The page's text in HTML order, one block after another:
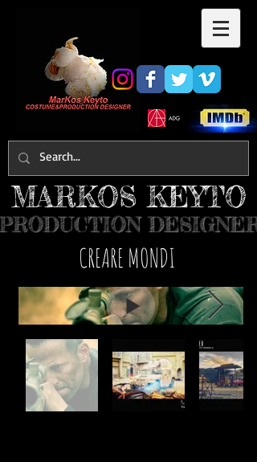
MARKOS KEYTO
DESIGNER
​CREARE MONDI